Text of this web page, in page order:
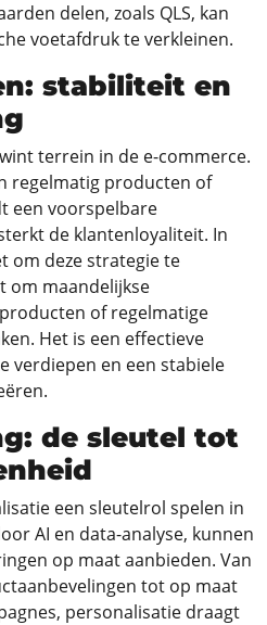
delen, zoals QLS, kan
voetafdruk te verkleinen.
stabiliteit en
terrein in de e-commerce.
regelmatig producten of
een voorspelbare
de klantenloyaliteit. In
om deze strategie te
om maandelijkse
of regelmatige
Het is een effectieve
verdiepen en een stabiele
de sleutel tot
een sleutelrol spelen in
AI en data-analyse, kunnen
op maat aanbieden. Van
tot op maat
personalisatie draagt